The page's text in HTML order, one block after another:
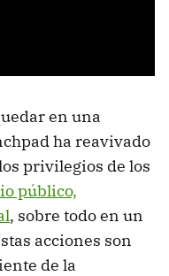
en una
ha reavivado
privilegios de los
público,
, sobre todo en un
acciones son
de la